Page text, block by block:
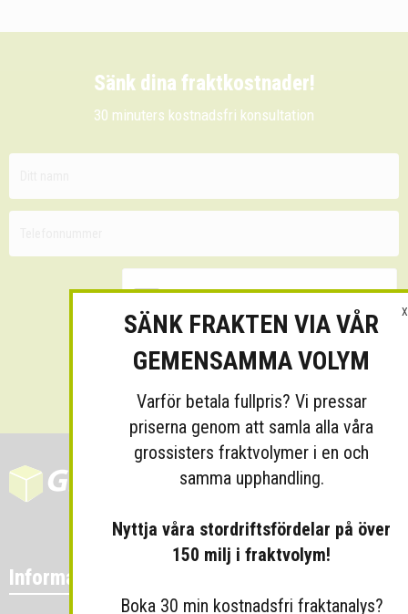
Sänk dina fraktkostnader!
30 minuters kostnadsfri konsultation
Skicka
Information
X
SÄNK FRAKTEN VIA VÅR
GEMENSAMMA VOLYM
Varför betala fullpris? Vi pressar
priserna genom att samla alla våra
grossisters fraktvolymer i en och
samma upphandling.
Nyttja våra stordriftsfördelar på över
150 milj i fraktvolym!
Boka 30 min kostnadsfri fraktanalys?